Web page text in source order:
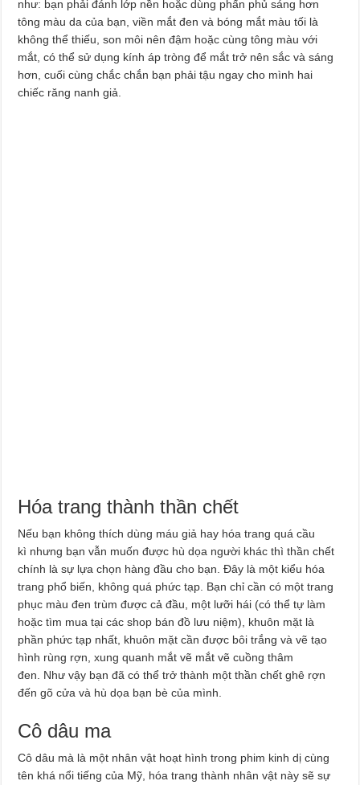
như: bạn phải đánh lớp nền hoặc dùng phấn phủ sáng hơn
tông màu da của bạn, viền mắt đen và bóng mắt màu tối là
không thể thiếu, son môi nên đậm hoặc cùng tông màu với
mắt, có thể sử dụng kính áp tròng để mắt trở nên sắc và sáng
hơn, cuối cùng chắc chắn bạn phải tậu ngay cho mình hai
chiếc răng nanh giả.
Hóa trang thành thần chết
Nếu bạn không thích dùng máu giả hay hóa trang quá cầu
kì nhưng bạn vẫn muốn được hù dọa người khác thì thần chết
chính là sự lựa chọn hàng đầu cho bạn. Đây là một kiểu hóa
trang phổ biến, không quá phức tạp. Bạn chỉ cần có một trang
phục màu đen trùm được cả đầu, một lưỡi hái (có thể tự làm
hoặc tìm mua tại các shop bán đồ lưu niệm), khuôn mặt là
phần phức tạp nhất, khuôn mặt cần được bôi trắng và vẽ tạo
hình rùng rợn, xung quanh mắt vẽ mắt vẽ cuồng thâm
đen. Như vậy bạn đã có thể trở thành một thần chết ghê rợn
đến gõ cửa và hù dọa bạn bè của mình.
Cô dâu ma
Cô dâu mà là một nhân vật hoạt hình trong phim kinh dị cùng
tên khá nổi tiếng của Mỹ, hóa trang thành nhân vật này sẽ sự